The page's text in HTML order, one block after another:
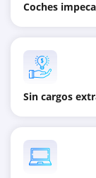
Coches
Sin cargos